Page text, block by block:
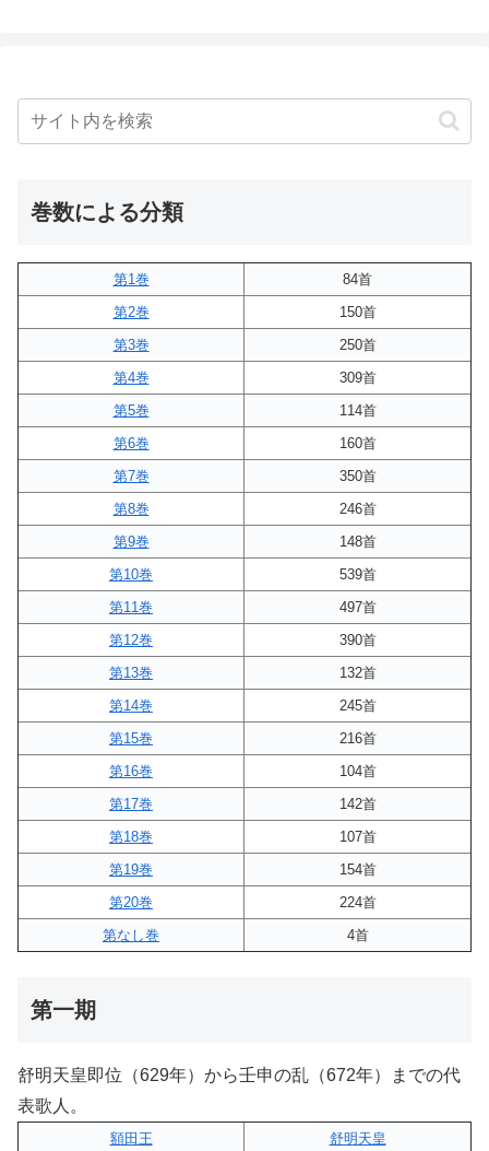
巻数による分類
第1巻
84首
第2巻
150首
第3巻
250首
第4巻
309首
第5巻
114首
第6巻
160首
第7巻
350首
第8巻
246首
第9巻
148首
第10巻
539首
第11巻
497首
第12巻
390首
第13巻
132首
第14巻
245首
第15巻
216首
第16巻
104首
第17巻
142首
第18巻
107首
第19巻
154首
第20巻
224首
第なし巻
4首
第一期
舒明天皇即位（629年）から壬申の乱（672年）までの代
表歌人。
額田王
舒明天皇